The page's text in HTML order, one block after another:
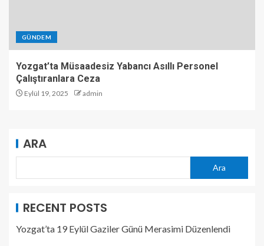
GÜNDEM
Yozgat’ta Müsaadesiz Yabancı Asıllı Personel
Çalıştıranlara Ceza
Eylül 19, 2025 admin
ARA
Ara
RECENT POSTS
Yozgat’ta 19 Eylül Gaziler Günü Merasimi Düzenlendi